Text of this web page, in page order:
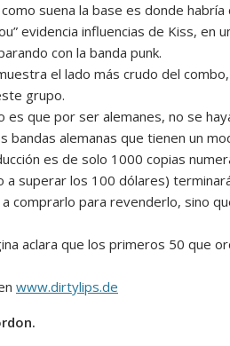
suena la base es donde
evidencia influencias de Kiss,
con la banda punk.
el lado más crudo del
grupo.
es que por ser alemanes, no se
bandas alemanas que tienen un
es de solo 1000 copias
a superar los 100 dólares)
a comprarlo para revenderlo, sino
aclara que los primeros 50 que
www.dirtylips.de